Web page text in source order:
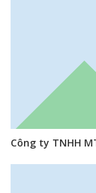
Công ty TNHH